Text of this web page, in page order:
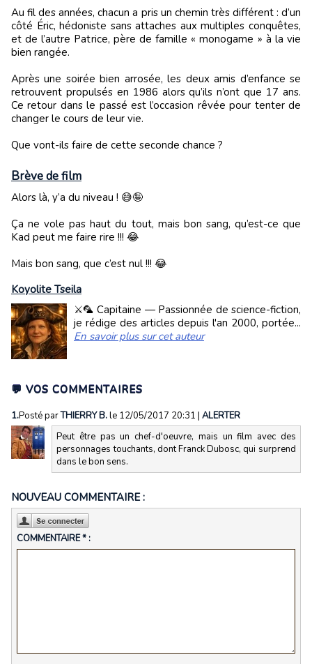
Au fil des années, chacun a pris un chemin très différent : d’un
côté Éric, hédoniste sans attaches aux multiples conquêtes,
et de l’autre Patrice, père de famille « monogame » à la vie
bien rangée.
Après une soirée bien arrosée, les deux amis d’enfance se
retrouvent propulsés en 1986 alors qu’ils n’ont que 17 ans.
Ce retour dans le passé est l’occasion rêvée pour tenter de
changer le cours de leur vie.
Que vont-ils faire de cette seconde chance ?
Brève de film
Alors là, y’a du niveau ! 😅🤪
Ça ne vole pas haut du tout, mais bon sang, qu’est-ce que
Kad peut me faire rire !!! 😂
Mais bon sang, que c’est nul !!! 😂
Koyolite Tseila
⚔️🦜 Capitaine — Passionnée de science-fiction,
je rédige des articles depuis l'an 2000, portée...
En savoir plus sur cet auteur
💬 VOS COMMENTAIRES
1.Posté parTHIERRY B.le 12/05/2017 20:31 | ALERTER
Peut être pas un chef-d'oeuvre, mais un film avec des
personnages touchants, dont Franck Dubosc, qui surprend
dans le bon sens.
NOUVEAU COMMENTAIRE :
COMMENTAIRE * :